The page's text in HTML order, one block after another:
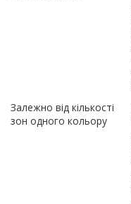
Залежно від кількості
зон одного кольору